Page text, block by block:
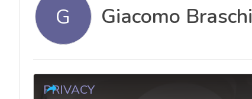
G Giacomo Braschi
PRIVACY